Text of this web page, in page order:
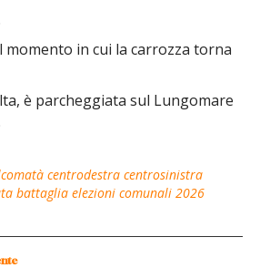
momento in cui la carrozza torna
è parcheggiata sul Lungomare
centrodestra centrosinistra
battaglia elezioni comunali 2026